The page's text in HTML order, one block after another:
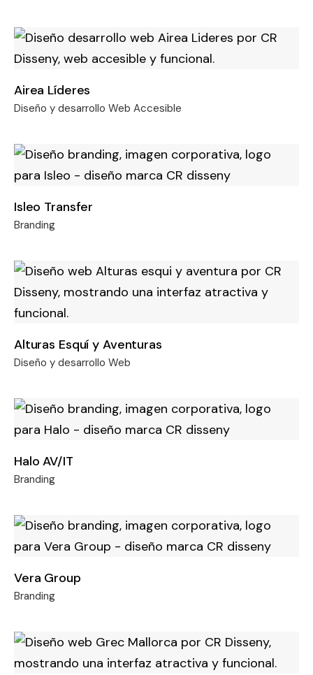
Airea Líderes
Diseño y desarrollo Web Accesible
Isleo Transfer
Branding
Alturas Esquí y Aventuras
Diseño y desarrollo Web
Halo AV/IT
Branding
Vera Group
Branding